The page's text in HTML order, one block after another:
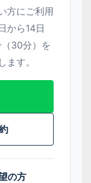
方にご利用
から14日
30分）を
す。
の方